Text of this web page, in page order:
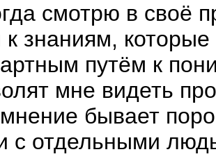
смотрю в своё
к знаниям,
путём к
мне видеть
бывает
с отдельными